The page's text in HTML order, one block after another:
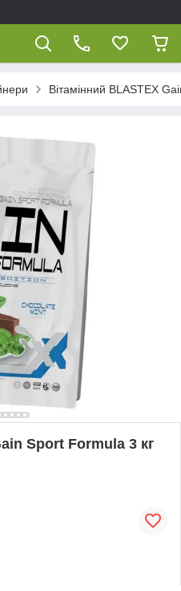
Вітамінний BLASTEX
Sport Formula 3 кг